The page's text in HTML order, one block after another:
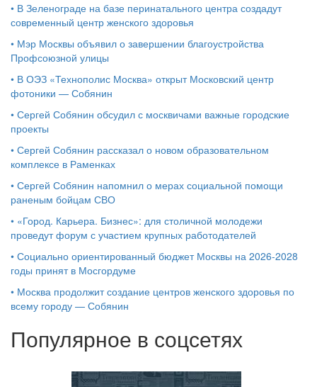
• В Зеленограде на базе перинатального центра создадут
современный центр женского здоровья
• Мэр Москвы объявил о завершении благоустройства
Профсоюзной улицы
• В ОЭЗ «Технополис Москва» открыт Московский центр
фотоники — Собянин
• Сергей Собянин обсудил с москвичами важные городские
проекты
• Сергей Собянин рассказал о новом образовательном
комплексе в Раменках
• Сергей Собянин напомнил о мерах социальной помощи
раненым бойцам СВО
• «Город. Карьера. Бизнес»: для столичной молодежи
проведут форум с участием крупных работодателей
• Социально ориентированный бюджет Москвы на 2026-2028
годы принят в Мосгордуме
• Москва продолжит создание центров женского здоровья по
всему городу — Собянин
Популярное в соцсетях